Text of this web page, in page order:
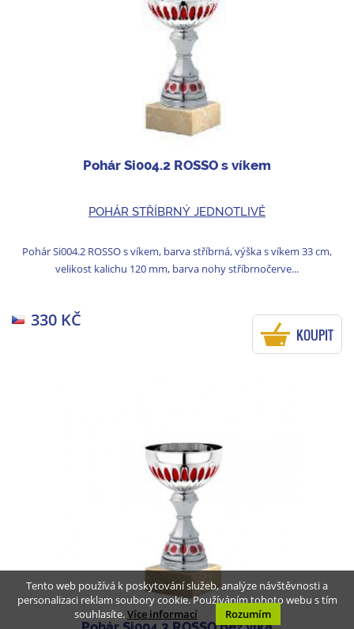
Pohár Si004.2 ROSSO s víkem
POHÁR STŘÍBRNÝ JEDNOTLIVĚ
Pohár Si004.2 ROSSO s víkem, barva stříbrná, výška s víkem 33 cm,
velikost kalichu 120 mm, barva nohy stříbrnočerve...
330 KČ
KOUPIT
Tento web používá k poskytování služeb, analýze návštěvnosti a
personalizaci reklam soubory cookie. Používáním tohoto webu s tím
souhlasíte.Více informací Rozumím